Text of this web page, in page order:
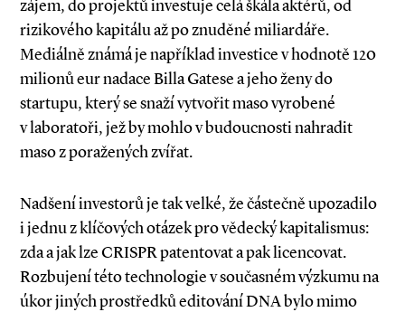
zájem, do projektů investuje celá škála aktérů, od
rizikového kapitálu až po znuděné miliardáře.
Mediálně známá je například investice v hodnotě 120
milio­­nů eur nadace Billa Gatese a jeho ženy do
startupu, který se snaží vytvořit maso vyrobené
v laboratoři, jež by mohlo v budoucnosti nahradit
maso z poražených zvířat.
Nadšení investorů je tak velké, že částečně upozadilo
i jednu z klíčových otázek pro vědecký kapitalismus:
zda a jak lze CRISPR patentovat a pak licencovat.
Rozbujení této technologie v současném výzkumu na
úkor jiných prostředků editování DNA bylo mimo